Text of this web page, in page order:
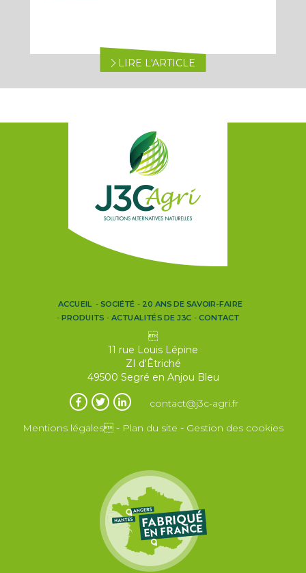
LIRE L'ARTICLE
ACCUEIL SOCIÉTÉ
20 ANS DE SAVOIR-FAIRE
PRODUITS
ACTUALITÉS DE J3C CONTACT

11 rue Louis Lépine
ZI d'Êtriché
49500 Segré en Anjou Bleu
contact@j3c-agri.fr
Mentions légales - Plan du site - Gestion des cookies